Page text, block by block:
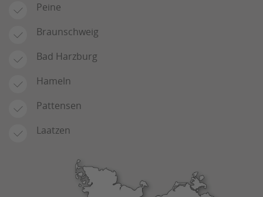
Peine
Braunschweig
Bad Harzburg
Hameln
Pattensen
Laatzen